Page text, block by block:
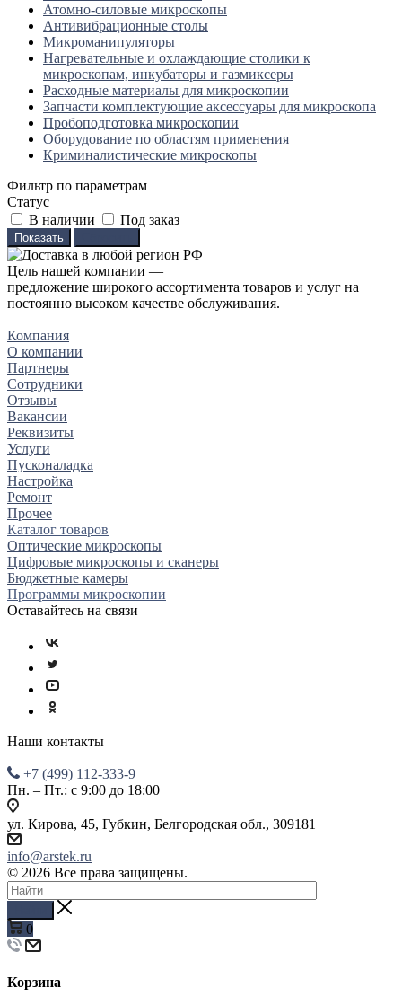
Атомно-силовые микроскопы
Антивибрационные столы
Микроманипуляторы
Нагревательные и охлаждающие столики к
микроскопам, инкубаторы и газмиксеры
Расходные материалы для микроскопии
Запчасти комплектующие аксессуары для микроскопа
Пробоподготовка микроскопии
Оборудование по областям применения
Криминалистические микроскопы
Фильтр по параметрам
Статус
В наличии
Под заказ
Цель нашей компании —
предложение широкого ассортимента товаров и услуг на
постоянно высоком качестве обслуживания.
Компания
О компании
Партнеры
Сотрудники
Отзывы
Вакансии
Реквизиты
Услуги
Пусконаладка
Настройка
Ремонт
Прочее
Каталог товаров
Оптические микроскопы
Цифровые микроскопы и сканеры
Бюджетные камеры
Программы микроскопии
Оставайтесь на связи
Наши контакты
+7 (499) 112-333-9
Пн. – Пт.: с 9:00 до 18:00
ул. Кирова, 45, Губкин, Белгородская обл., 309181
info@arstek.ru
© 2026 Все права защищены.
0
Корзина